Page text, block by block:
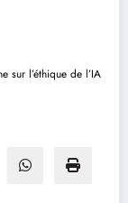
sur l’éthique de l’IA